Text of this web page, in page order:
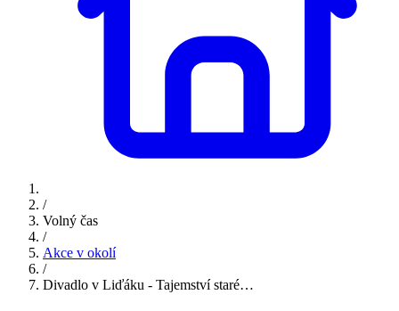
/
Volný čas
/
Akce v okolí
/
Divadlo v Liďáku - Tajemství staré…